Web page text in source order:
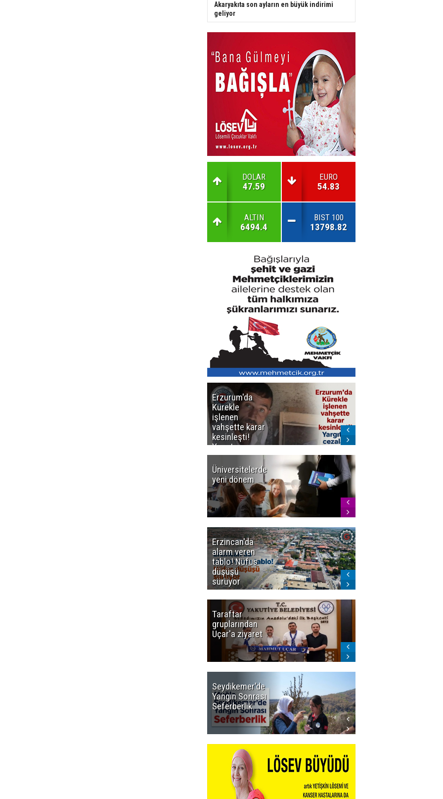
Akaryakıta son ayların en büyük indirimi
geliyor
DOLAR
47.59
EURO
54.83
ALTIN
6494.4
BIST 100
13798.82
Erzurum'da
Kürekle
işlenen
vahşette karar
kesinleşti!
Yargıtay
cezaları onadı
Üniversitelerde
yeni dönem
Erzincan'da
alarm veren
tablo! Nüfus
düşüşü
sürüyor
Taraftar
gruplarından
Uçar'a ziyaret
Seydikemer'de
Yangın Sonrası
Seferberlik